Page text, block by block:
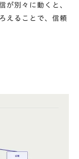
が別々に動くと、
えることで、信頼